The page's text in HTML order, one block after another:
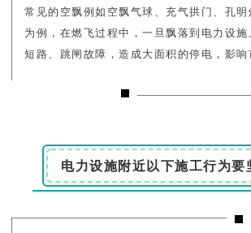
常见的空飘例如空飘气球、充气拱门、孔
为例，在燃飞过程中，一旦飘落到电力设
短路、跳闸故障，造成大面积的停电，影响
电力设施附近以下施工行为要